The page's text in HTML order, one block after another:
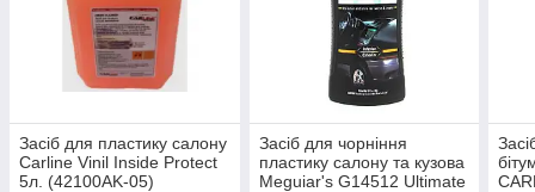
Засіб для пластику салону
Carline Vinil Inside Protect
5л. (42100AK-05)
Засіб для чорніння
пластику салону та кузова
Meguiar's G14512 Ultimate